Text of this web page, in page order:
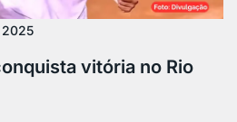
2025
vitória no Rio